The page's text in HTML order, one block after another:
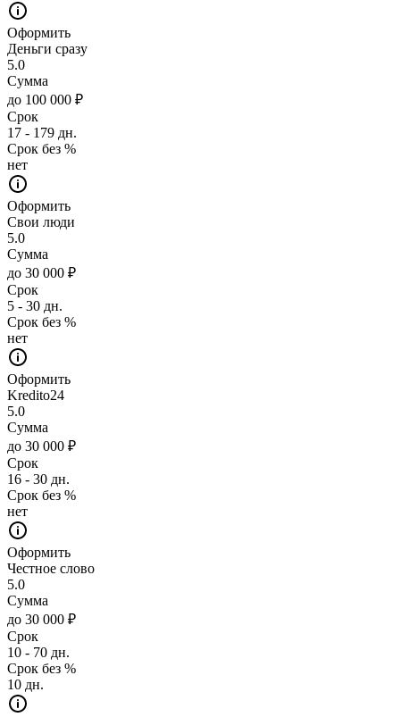
Оформить
Деньги сразу
5.0
Сумма
до 100 000 ₽
Срок
17 - 179 дн.
Срок без %
нет
Оформить
Свои люди
5.0
Сумма
до 30 000 ₽
Срок
5 - 30 дн.
Срок без %
нет
Оформить
Kredito24
5.0
Сумма
до 30 000 ₽
Срок
16 - 30 дн.
Срок без %
нет
Оформить
Честное слово
5.0
Сумма
до 30 000 ₽
Срок
10 - 70 дн.
Срок без %
10 дн.